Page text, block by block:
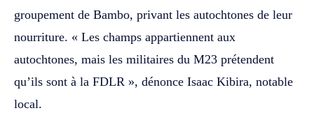
groupement de Bambo, privant les autochtones de leur
nourriture. « Les champs appartiennent aux
autochtones, mais les militaires du M23 prétendent
qu’ils sont à la FDLR », dénonce Isaac Kibira, notable
local.